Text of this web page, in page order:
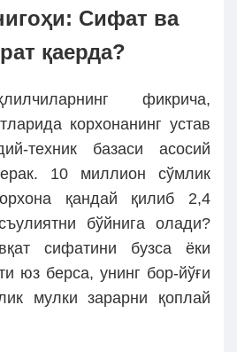
Сифат ва
қаерда?
фикрича,
корхонанинг устав
техник базаси асосий
10 миллион сўмлик
қандай қилиб 2,4
бўйнига олади?
сифатини бузса ёки
юз берса, унинг бор-йўғи
мулки зарарни қоплай